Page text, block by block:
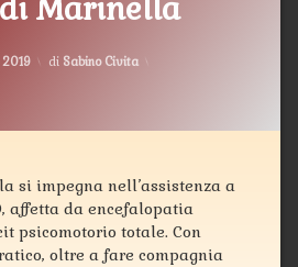
Marinella
2019
Aggiornato il12 Marzo 2019
di Sabino Civita
si impegna nell’assistenza a
affetta da encefalopatia
psicomotorio totale. Con
oltre a fare compagnia